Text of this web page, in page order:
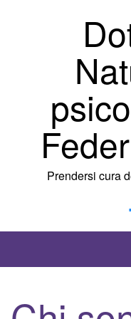
Prendersi cura